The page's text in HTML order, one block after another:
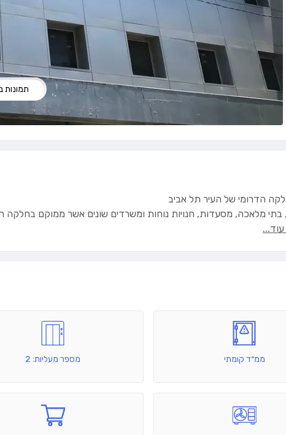
תמונות
הדרומי של העיר תל אביב
מלאכה, מסעדות, חנויות נוחות ומשרדים שונים אשר ממוקם בחלקה
ממ״ד קומתי מספר מעליות: 2